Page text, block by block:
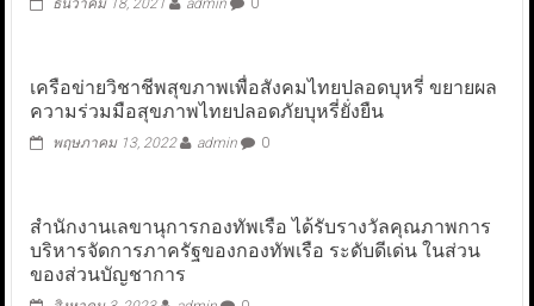
ธันวาคม 18, 2021 admin 0
เครือข่ายวิชาชีพสุขภาพเพื่อสังคมไทยปลอดบุหรี่ ขยายผล
ความร่วมมือสุขภาพไทยปลอดภัยบุหรี่ยั่งยืน
พฤษภาคม 13, 2022 admin 0
สำนักงานเลขานุการกองทัพเรือ ได้รับรางวัลคุณภาพการ
บริหารจัดการภาครัฐของกองทัพเรือ ระดับดีเด่น ในส่วน
ของส่วนบัญชาการ